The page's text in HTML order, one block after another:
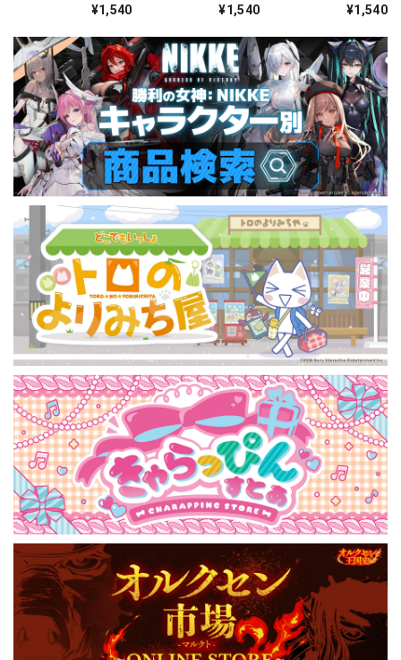
ルアクリルジオラマ
プ)
¥1,540
ルアクリルジオラマ
ワード&トリップ)
¥1,540
ルアクリルジオラマ
ノア)
¥1,540